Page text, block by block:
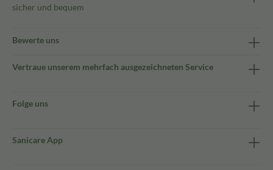
sicher und bequem
Bewerte uns
Vertraue unserem mehrfach ausgezeichneten Service
Folge uns
Sanicare App